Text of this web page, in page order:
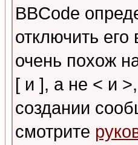
BBCode
отключить
очень похож
[ и ], а не < и
создании
смотрите